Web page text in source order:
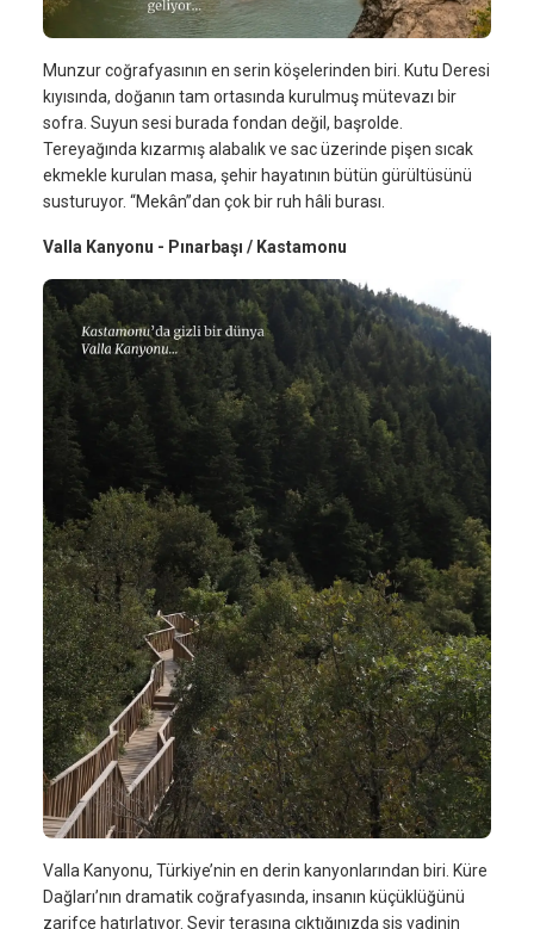
Munzur coğrafyasının en serin köşelerinden biri. Kutu Deresi
kıyısında, doğanın tam ortasında kurulmuş mütevazı bir
sofra. Suyun sesi burada fondan değil, başrolde.
Tereyağında kızarmış alabalık ve sac üzerinde pişen sıcak
ekmekle kurulan masa, şehir hayatının bütün gürültüsünü
susturuyor. “Mekân”dan çok bir ruh hâli burası.
Valla Kanyonu - Pınarbaşı / Kastamonu
Valla Kanyonu, Türkiye’nin en derin kanyonlarından biri. Küre
Dağları’nın dramatik coğrafyasında, insanın küçüklüğünü
zarifçe hatırlatıyor. Seyir terasına çıktığınızda sis vadinin